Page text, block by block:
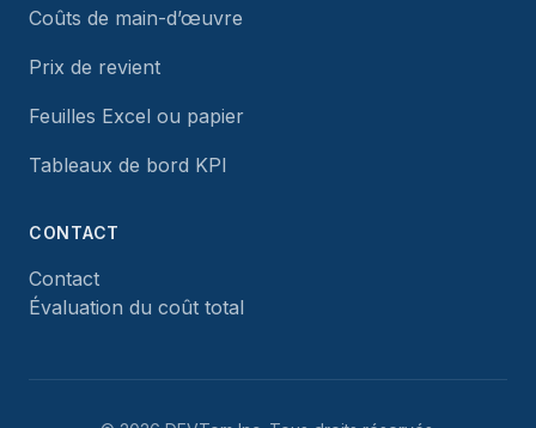
Coûts de main-d’œuvre
Prix de revient
Feuilles Excel ou papier
Tableaux de bord KPI
CONTACT
Contact
Évaluation du coût total